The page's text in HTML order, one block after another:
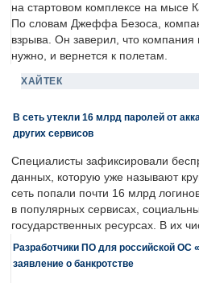
на стартовом комплексе на мысе
По словам Джеффа Безоса,
взрыва. Он заверил, что компания
нужно, и вернется к полетам.
ХАЙТЕК
В сеть утекли 16 млрд паролей от
других сервисов
Специалисты зафиксировали
данных, которую уже называют
сеть попали почти 16 млрд
в популярных сервисах,
государственных ресурсах. В их
Разработчики ПО для российской ОС
заявление о банкротстве